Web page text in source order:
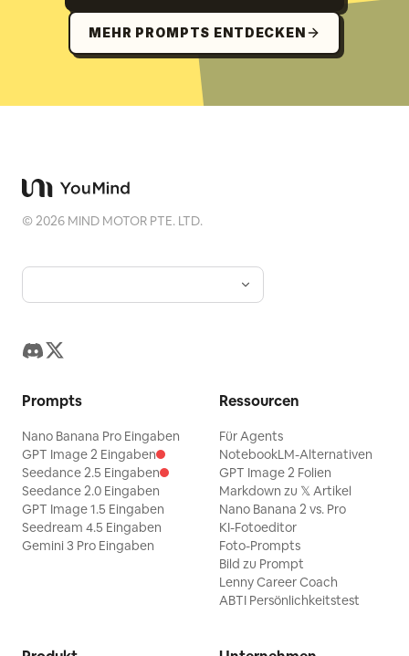
MEHR PROMPTS ENTDECKEN
©2026 MIND MOTOR PTE. LTD.
Prompts
Nano Banana Pro Eingaben
GPT Image 2 Eingaben
Seedance 2.5 Eingaben
Seedance 2.0 Eingaben
GPT Image 1.5 Eingaben
Seedream 4.5 Eingaben
Gemini 3 Pro Eingaben
Ressourcen
Für Agents
NotebookLM-Alternativen
GPT Image 2 Folien
Markdown zu 𝕏 Artikel
Nano Banana 2 vs. Pro
KI-Fotoeditor
Foto-Prompts
Bild zu Prompt
Lenny Career Coach
ABTI Persönlichkeitstest